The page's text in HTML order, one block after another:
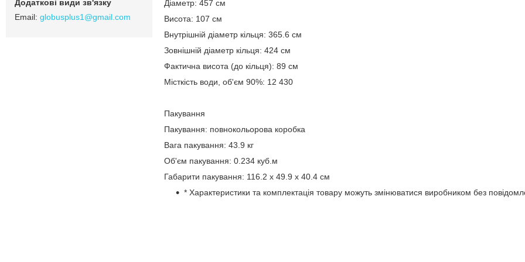
Діаметр: 457 см
Висота: 107 см
Внутрішній діаметр кільця: 365.6 см
Зовнішній діаметр кільця: 424 см
Фактична висота (до кільця): 89 см
Місткість води, об'єм 90%: 12 430
Пакування
Пакування: повнокольорова коробка
Вага пакування: 43.9 кг
Об'єм пакування: 0.234 куб.м
Габарити пакування: 116.2 x 49.9 x 40.4 см
* Характеристики та комплектація товару можуть змінюватися виробником без
globusplus1@gmail.com